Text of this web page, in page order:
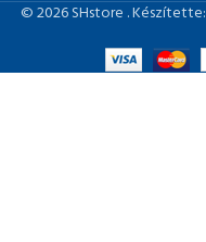
© 2026 SHstore . Készítette: